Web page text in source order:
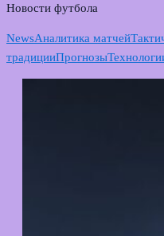
Новости футбола
NewsАналитика матчей
традицииПрогнозы